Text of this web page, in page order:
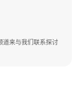
道来与我们联系探讨